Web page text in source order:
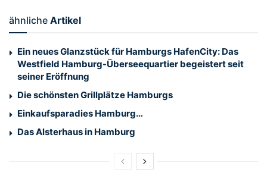
ähnliche Artikel
Ein neues Glanzstück für Hamburgs HafenCity: Das
Westfield Hamburg-Überseequartier begeistert seit
seiner Eröffnung
Die schönsten Grillplätze Hamburgs
Einkaufsparadies Hamburg…
Das Alsterhaus in Hamburg